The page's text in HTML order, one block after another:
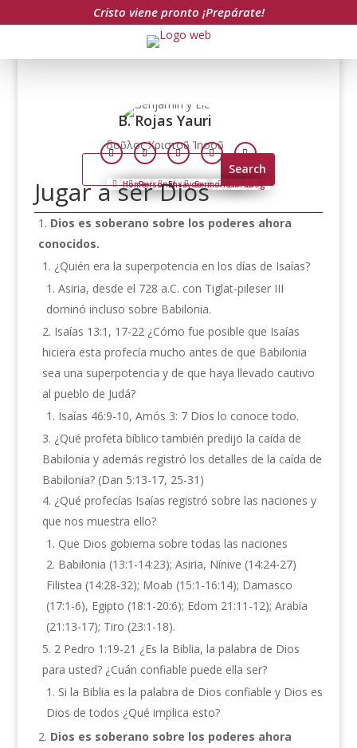
Cristo viene pronto ¡Prepárate!
B. Rojas Yauri
δοῦλος Χριστοῦ Ἰησοῦ
FollowFollowFollowFollowFollow
Search
HomePersonalEnsayosSermonesLibrosBlog
Jugar a ser Dios
Dios es soberano sobre los poderes ahora
conocidos.
¿Quién era la superpotencia en los días de Isaías?
Asiria, desde el 728 a.C. con Tiglat-pileser III
dominó incluso sobre Babilonia.
Isaías 13:1, 17-22 ¿Cómo fue posible que Isaías
hiciera esta profecía mucho antes de que Babilonia
sea una superpotencia y de que haya llevado cautivo
al pueblo de Judá?
Isaías 46:9-10, Amós 3: 7 Dios lo conoce todo.
¿Qué profeta bíblico también predijo la caída de
Babilonia y además registró los detalles de la caída de
Babilonia? (Dan 5:13-17, 25-31)
¿Qué profecías Isaías registró sobre las naciones y
que nos muestra ello?
Que Dios gobierna sobre todas las naciones
Babilonia (13:1-14:23); Asiria, Nínive (14:24-27)
Filistea (14:28-32); Moab (15:1-16:14); Damasco
(17:1-6), Egipto (18:1-20:6); Edom 21:11-12); Arabia
(21:13-17); Tiro (23:1-18).
2 Pedro 1:19-21 ¿Es la Biblia, la palabra de Dios
para usted? ¿Cuán confiable puede ella ser?
Si la Biblia es la palabra de Dios confiable y Dios es
Dios de todos ¿Qué implica esto?
Dios es soberano sobre los poderes ahora